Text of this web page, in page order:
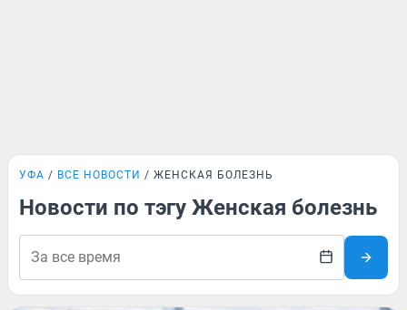
УФА ВСЕ НОВОСТИ ЖЕНСКАЯ БОЛЕЗНЬ
Новости по тэгу Женская болезнь